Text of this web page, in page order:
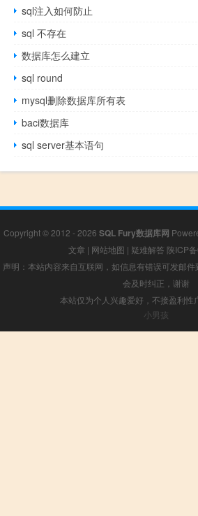
sql注入如何防止
sql 不存在
数据库怎么建立
sql round
mysql删除数据库所有表
baci数据库
sql server基本语句
Copyright © 2012 - 2026 SQL Fury数据库网
文章 | 网站地图 | 疑难解答 陕ICP
声明：本站内容来自互联网，如信息有错误可发邮
会及时纠正，谢谢
本站仅为个人兴趣爱好，不接盈利性
小男孩